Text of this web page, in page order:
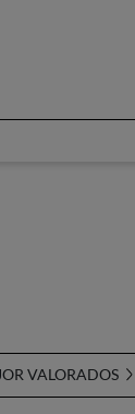
MEJOR VALORADOS